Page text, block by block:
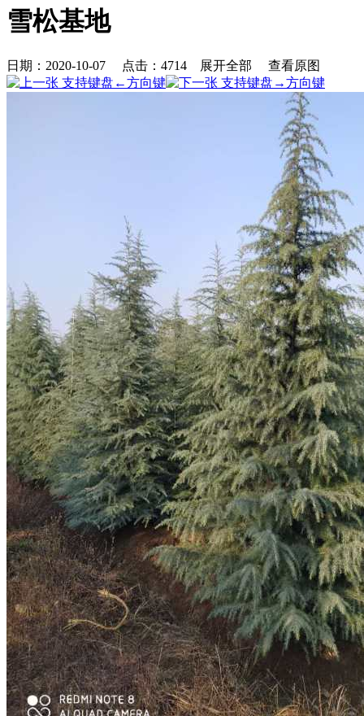
雪松基地
日期：2020-10-07 点击： 4714 展开全部 查看原图